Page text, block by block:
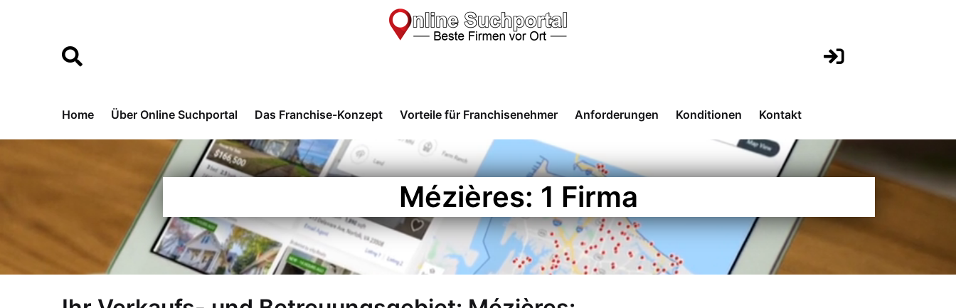
Home Über Online Suchportal Das Franchise-Konzept Vorteile für Franchisenehmer Anforderungen Konditionen Kontakt
Mézières: 1 Firma